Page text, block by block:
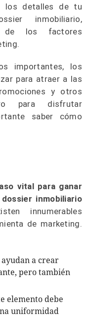
los detalles de tu
inmobiliario,
de los factores
importantes, los
para atraer a las
y otros
para disfrutar
saber cómo
vital para ganar
inmobiliario
innumerables
de marketing.
ayudan a crear
pero también
elemento debe
uniformidad